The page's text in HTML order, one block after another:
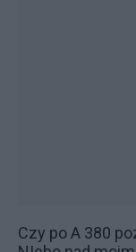
Czy po A 380